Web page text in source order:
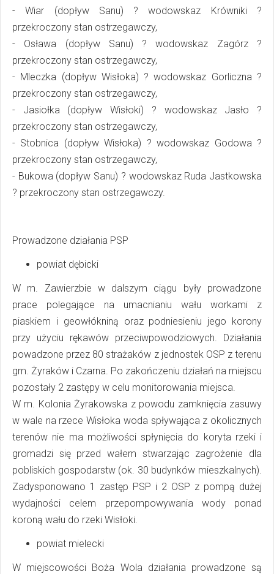
- Wiar (dopływ Sanu) ? wodowskaz Krówniki ?
przekroczony stan ostrzegawczy,
- Osława (dopływ Sanu) ? wodowskaz Zagórz ?
przekroczony stan ostrzegawczy,
- Mleczka (dopływ Wisłoka) ? wodowskaz Gorliczna ?
przekroczony stan ostrzegawczy,
- Jasiołka (dopływ Wisłoki) ? wodowskaz Jasło ?
przekroczony stan ostrzegawczy,
- Stobnica (dopływ Wisłoka) ? wodowskaz Godowa ?
przekroczony stan ostrzegawczy,
- Bukowa (dopływ Sanu) ? wodowskaz Ruda Jastkowska
? przekroczony stan ostrzegawczy.
Prowadzone działania PSP
powiat dębicki
W m. Zawierzbie w dalszym ciągu były prowadzone
prace polegające na umacnianiu wału workami z
piaskiem i geowłókniną oraz podniesieniu jego korony
przy użyciu rękawów przeciwpowodziowych. Działania
powadzone przez 80 strażaków z jednostek OSP z terenu
gm. Żyraków i Czarna. Po zakończeniu działań na miejscu
pozostały 2 zastępy w celu monitorowania miejsca.
W m. Kolonia Żyrakowska z powodu zamknięcia zasuwy
w wale na rzece Wisłoka woda spływająca z okolicznych
terenów nie ma możliwości spłynięcia do koryta rzeki i
gromadzi się przed wałem stwarzając zagrożenie dla
pobliskich gospodarstw (ok. 30 budynków mieszkalnych).
Zadysponowano 1 zastęp PSP i 2 OSP z pompą dużej
wydajności celem przepompowywania wody ponad
koroną wału do rzeki Wisłoki.
powiat mielecki
W miejscowości Boża Wola działania prowadzone są